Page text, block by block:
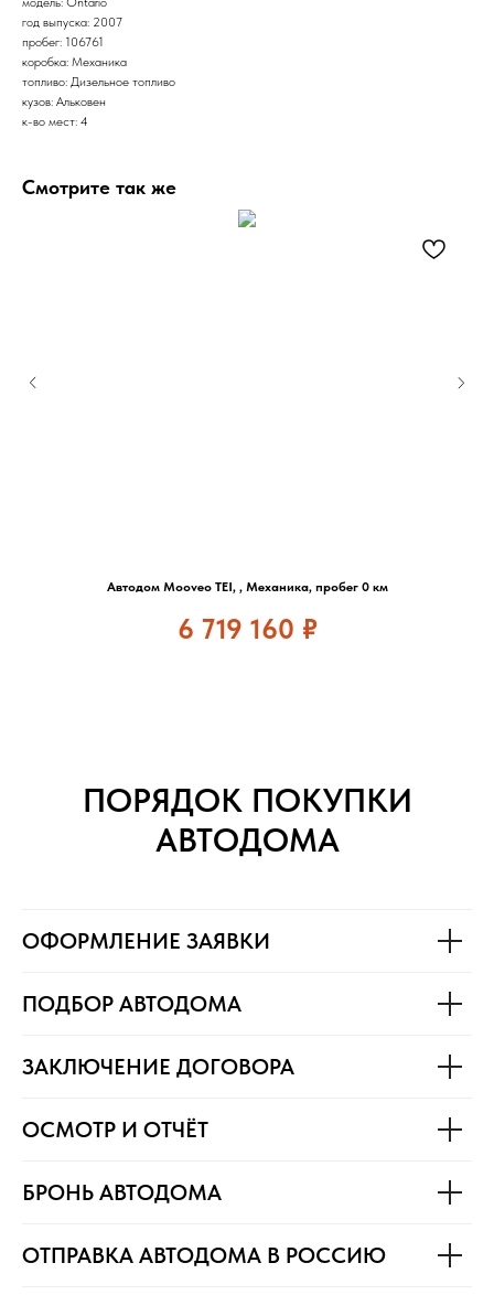
год выпуска: 2007
пробег: 106761
коробка: Механика
топливо: Дизельное топливо
кузов: Альковен
к-во мест: 4
Смотрите так же
Автодом Mooveo TEI, , Механика, пробег 0 км
6 719 160 ₽
ПОРЯДОК ПОКУПКИ
АВТОДОМА
ОФОРМЛЕНИЕ ЗАЯВКИ
ПОДБОР АВТОДОМА
ЗАКЛЮЧЕНИЕ ДОГОВОРА
ОСМОТР И ОТЧЁТ
БРОНЬ АВТОДОМА
ОТПРАВКА АВТОДОМА В РОССИЮ